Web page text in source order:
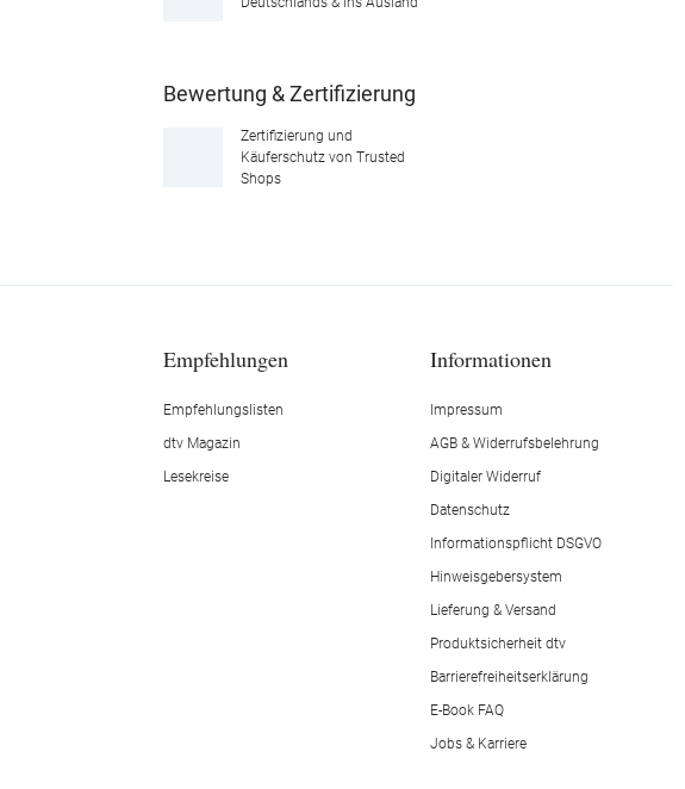
Bewertung & Zertifizierung
Zertifizierung und
Käuferschutz von Trusted
Shops
Empfehlungen
Empfehlungslisten
dtv Magazin
Lesekreise
Informationen
Impressum
AGB & Widerrufsbelehrung
Digitaler Widerruf
Datenschutz
Informationspflicht DSGVO
Hinweisgebersystem
Lieferung & Versand
Produktsicherheit dtv
Barrierefreiheitserklärung
E-Book FAQ
Jobs & Karriere